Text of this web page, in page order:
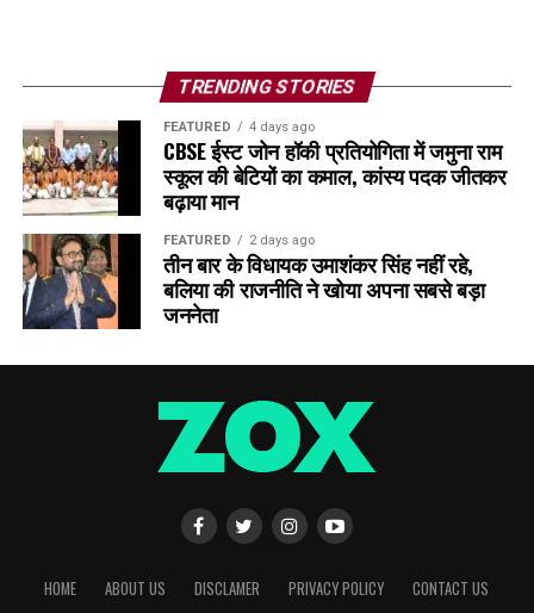
TRENDING STORIES
FEATURED 4 days ago
CBSE ईस्ट जोन हॉकी प्रतियोगिता में जमुना राम
स्कूल की बेटियों का कमाल, कांस्य पदक जीतकर
बढ़ाया मान
FEATURED 2 days ago
तीन बार के विधायक उमाशंकर सिंह नहीं रहे,
बलिया की राजनीति ने खोया अपना सबसे बड़ा
जननेता
HOME ABOUT US DISCLAMER PRIVACY POLICY
CONTACT US